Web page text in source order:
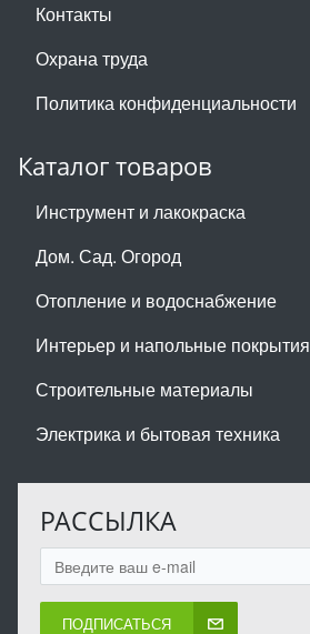
Контакты
Охрана труда
Политика конфиденциальности
Каталог товаров
Инструмент и лакокраска
Дом. Сад. Огород
Отопление и водоснабжение
Интерьер и напольные покрытия
Строительные материалы
Электрика и бытовая техника
РАССЫЛКА
ПОДПИСАТЬСЯ